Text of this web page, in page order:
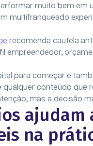
muito bem em
multifranqueado
recomenda cautela
empreendedor,
para começar e
qualquer conteúdo que
mas a decisão
na